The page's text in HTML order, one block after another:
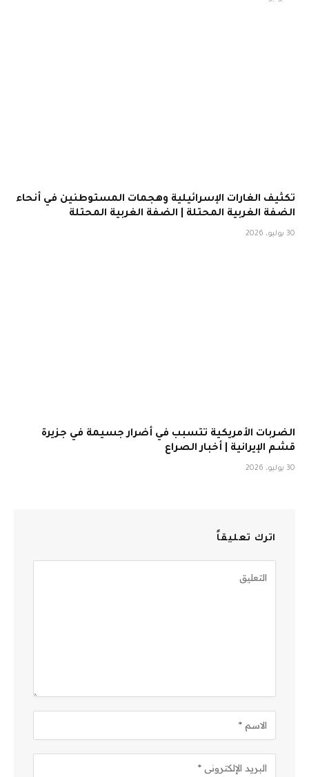
تكثيف الغارات الإسرائيلية وهجمات المستوطنين في أنحاء
الضفة الغربية المحتلة | الضفة الغربية المحتلة
30 يوليو، 2026
الضربات الأمريكية تتسبب في أضرار جسيمة في جزيرة
قشم الإيرانية | أخبار الصراع
30 يوليو، 2026
اترك تعليقاً